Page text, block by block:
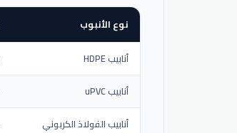
نوع الأنبوب
أنابيب HDPE
أنابيب uPVC
أنابيب الفولاذ الكربوني